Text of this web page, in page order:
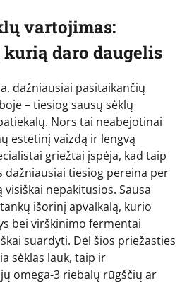
vartojimas:
daro daugelis
dažniausiai pasitaikančių
– tiesiog sausų sėklų
Nors tai neabejotinai
estetinį vaizdą ir lengvą
griežtai įspėja, kad taip
dažniausiai tiesiog pereina per
nepakitusios. Sausa
išorinį apvalkalą, kurio
bei virškinimo fermentai
suardyti. Dėl šios priežasties
sėklas lauk, taip ir
omega-3 riebalų rūgščių ar